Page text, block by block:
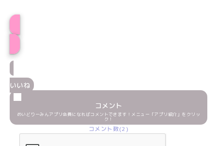
いいね
コメント
めいどりーみんアプリ会員になればコメントできます！メニュー「アプリ紹介」をクリッ
ク！
コメント数(2)